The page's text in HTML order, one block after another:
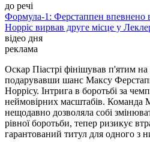
до речі
Формула-1: Ферстаппен
Норріс вирвав друге місце у
відео дня
реклама
Оскар Піастрі фінішував п'ятим
подарувавши шанс Максу
Норрісу. Інтрига в боротьбі за
неймовірних масштабів.
нещодавно дозволяла собі
рівної боротьби, тепер ризикує
гарантований титул для одного з